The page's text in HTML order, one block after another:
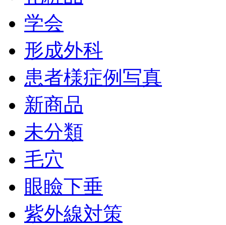
学会
形成外科
患者様症例写真
新商品
未分類
毛穴
眼瞼下垂
紫外線対策